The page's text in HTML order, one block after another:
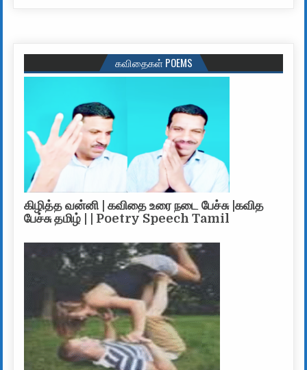
கவிதைகள் POEMS
கிழித்த வன்னி | கவிதை உரை நடை பேச்சு |கவித
பேச்சு தமிழ் | | Poetry Speech Tamil